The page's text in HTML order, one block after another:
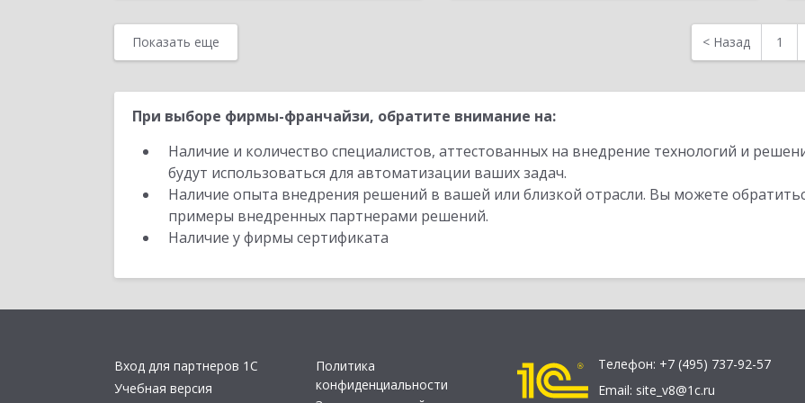
Показать еще < Назад 1
При выборе фирмы-франчайзи, обратите внимание на:
Наличие и количество специалистов, аттестованных на внедрение технологий и
будут использоваться для автоматизации ваших задач.
Наличие опыта внедрения решений в вашей или близкой отрасли. Вы можете
примеры внедренных партнерами решений.
Наличие у фирмы сертификата
Вход для партнеров 1С
Учебная версия
Политика
конфиденциальности
Телефон: +7 (495) 737-92-57
Email: site_v8@1c.ru